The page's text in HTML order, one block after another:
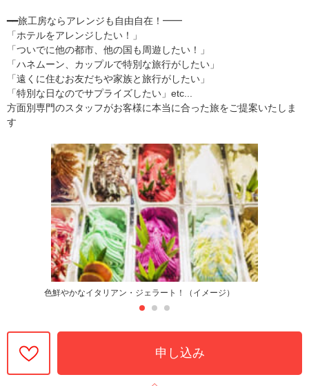
━━旅工房ならアレンジも自由自在！━━
「ホテルをアレンジしたい！」
「ついでに他の都市、他の国も周遊したい！」
「ハネムーン、カップルで特別な旅行がしたい」
「遠くに住むお友だちや家族と旅行がしたい」
「特別な日なのでサプライズしたい」etc...
方面別専門のスタッフがお客様に本当に合った旅をご提案いたしま
す
色鮮やかなイタリアン・ジェラート！（イメージ）
申し込み